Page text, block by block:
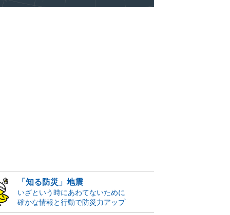
「知る防災」地震
いざという時にあわてないために
確かな情報と行動で防災力アップ